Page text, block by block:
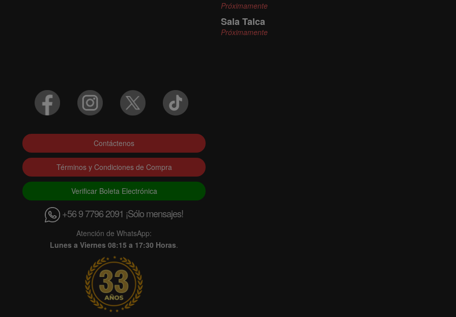
Próximamente
Sala Talca
Próximamente
Contáctenos
Términos y Condiciones de Compra
Verificar Boleta Electrónica
+56 9 7796 2091 ¡Sólo mensajes!
Atención de WhatsApp:
Lunes a Viernes 08:15 a 17:30 Horas.